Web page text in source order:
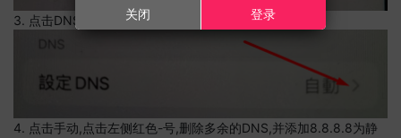
3. 点击DNS设置
4. 点击手动,点击左侧红色-号,删除多余的DNS,并添加8.8.8.8为静
关闭 登录